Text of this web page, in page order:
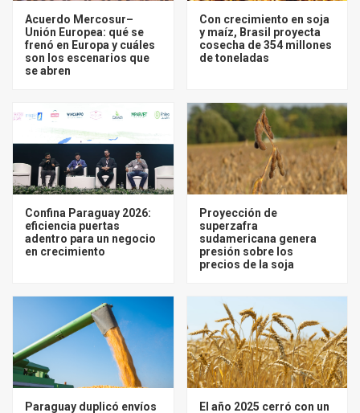
Acuerdo Mercosur–
Unión Europea: qué se
frenó en Europa y cuáles
son los escenarios que
se abren
Con crecimiento en soja
y maíz, Brasil proyecta
cosecha de 354 millones
de toneladas
Confina Paraguay 2026:
eficiencia puertas
adentro para un negocio
en crecimiento
Proyección de
superzafra
sudamericana genera
presión sobre los
precios de la soja
Paraguay duplicó envíos
El año 2025 cerró con un